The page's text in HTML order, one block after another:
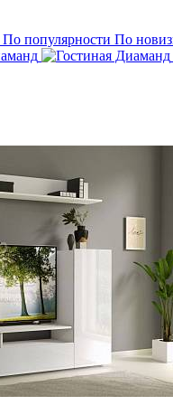
По популярности По